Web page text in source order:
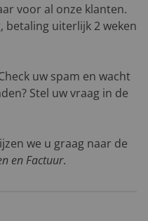
voor al onze klanten.
betaling uiterlijk 2 weken
uw spam en wacht
Stel uw vraag in de
we u graag naar de
en Factuur.